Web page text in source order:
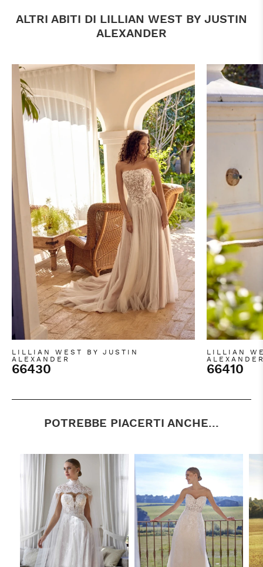
ALTRI ABITI DI LILLIAN WEST BY JUSTIN
ALEXANDER
LILLIAN WEST BY JUSTIN
ALEXANDER
66430
LILLIAN
66410
POTREBBE PIACERTI ANCHE...